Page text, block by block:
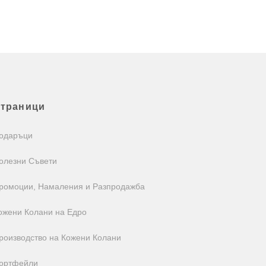
Съвети
Намаления и Разпродажба
Колани на Едро
на Кожени Колани